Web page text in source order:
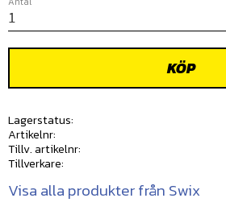
KÖP
Lagerstatus
Artikelnr
Tillv. artikelnr
Tillverkare
Visa alla produkter från Swix